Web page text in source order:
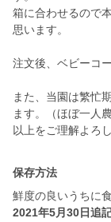
箱に合わせるので
思います。
注文後、ベビーコ
また、当園は繁忙
ます。（ほぼ一人
以上をご理解よろ
保存方法
鮮度の良いうちに
2021年5月30日追